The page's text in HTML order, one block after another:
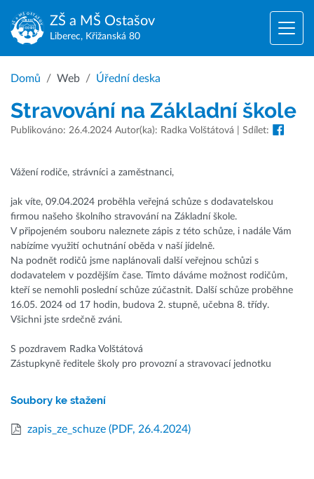
ZŠ a MŠ Ostašov
Liberec, Křižanská 80
Domů Web Úřední deska
Stravování na Základní škole
Publikováno: 26.4.2024 Autor(ka): Radka Volštátová | Sdílet:
Vážení rodiče, strávníci a zaměstnanci,
jak víte, 09.04.2024 proběhla veřejná schůze s dodavatelskou
firmou našeho školního stravování na Základní škole.
V připojeném souboru naleznete zápis z této schůze, i nadále Vám
nabízíme využití ochutnání oběda v naší jídelně.
Na podnět rodičů jsme naplánovali další veřejnou schůzi s
dodavatelem v pozdějším čase. Tímto dáváme možnost rodičům,
kteří se nemohli poslední schůze zúčastnit. Další schůze proběhne
16.05. 2024 od 17 hodin, budova 2. stupně, učebna 8. třídy.
Všichni jste srdečně zváni.​
S pozdravem Radka Volštátová
Zástupkyně ředitele školy pro provozní a stravovací jednotku​
Soubory ke stažení
zapis_ze_schuze (PDF, 26.4.2024)